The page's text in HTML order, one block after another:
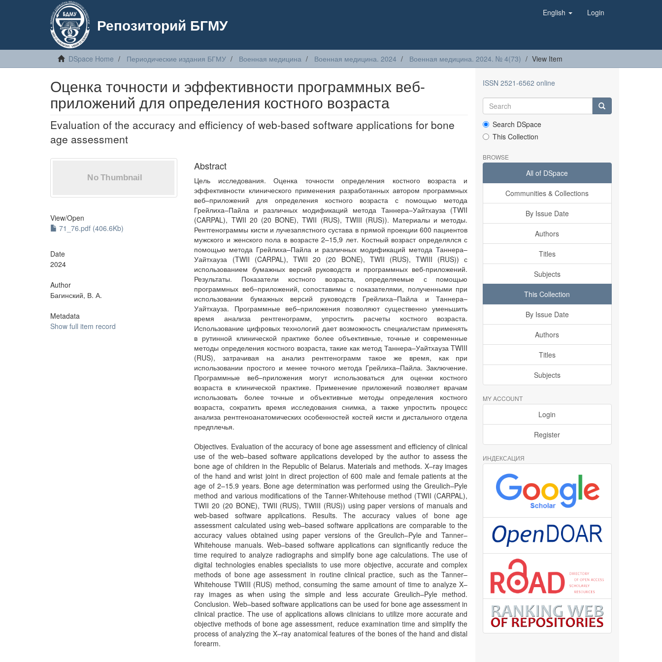
Репозиторий БГМУ
English Login
DSpace Home Периодические издания БГМУ Военная медицина Военная медицина. 2024 Военная медицина. 2024. № 4(73) View Item
Оценка точности и эффективности программных веб-
приложений для определения костного возраста
Evaluation of the accuracy and efficiency of web-based software applications for bone
age assessment
View/Open
71_76.pdf (406.6Kb)
Date
2024
Author
Багинский, В. А.
Metadata
Show full item record
Abstract
Цель исследования. Оценка точности определения костного возраста и
эффективности клинического применения разработанных автором программных
веб–приложений для определения костного возраста с помощью метода
Грейлиха–Пайла и различных модификаций метода Таннера–Уайтхауза (TWII
(CARPAL), TWII 20 (20 BONE), TWII (RUS), TWIII (RUS)). Материалы и методы.
Рентгенограммы кисти и лучезапястного сустава в прямой проекции 600 пациентов
мужского и женского пола в возрасте 2–15,9 лет. Костный возраст определялся с
помощью метода Грейлиха–Пайла и различных модификаций метода Таннера–
Уайтхауза (TWII (CARPAL), TWII 20 (20 BONE), TWII (RUS), TWIII (RUS)) с
использованием бумажных версий руководств и программных веб-приложений.
Результаты. Показатели костного возраста, определяемые с помощью
программных веб–приложений, сопоставимы с показателями, полученными при
использовании бумажных версий руководств Грейлиха–Пайла и Таннера–
Уайтхауза. Программные веб–приложения позволяют существенно уменьшить
время анализа рентгенограмм, упростить расчеты костного возраста.
Использование цифровых технологий дает возможность специалистам применять
в рутинной клинической практике более объективные, точные и современные
методы определения костного возраста, такие как метод Таннера–Уайтхауза TWIII
(RUS), затрачивая на анализ рентгенограмм такое же время, как при
использовании простого и менее точного метода Грейлиха–Пайла. Заключение.
Программные веб–приложения могут использоваться для оценки костного
возраста в клинической практике. Применение приложений позволяет врачам
использовать более точные и объективные методы определения костного
возраста, сократить время исследования снимка, а также упростить процесс
анализа рентгеноанатомических особенностей костей кисти и дистального отдела
предплечья.
Objectives. Evaluation of the accuracy of bone age assessment and efficiency of clinical
use of the web–based software applications developed by the author to assess the
bone age of children in the Republic of Belarus. Materials and methods. X–ray images
of the hand and wrist joint in direct projection of 600 male and female patients at the
age of 2–15.9 years. Bone age determination was performed using the Greulich–Pyle
method and various modifications of the Tanner-Whitehouse method (TWII (CARPAL),
TWII 20 (20 BONE), TWII (RUS), TWIII (RUS)) using paper versions of manuals and
web-based software applications. Results. The accuracy values of bone age
assessment calculated using web–based software applications are comparable to the
accuracy values obtained using paper versions of the Greulich–Pyle and Tanner–
Whitehouse manuals. Web–based software applications can significantly reduce the
time required to analyze radiographs and simplify bone age calculations. The use of
digital technologies enables specialists to use more objective, accurate and complex
methods of bone age assessment in routine clinical practice, such as the Tanner–
Whitehouse TWIII (RUS) method, consuming the same amount of time to analyze X–
ray images as when using the simple and less accurate Greulich–Pyle method.
Conclusion. Web–based software applications can be used for bone age assessment in
clinical practice. The use of applications allows clinicians to utilize more accurate and
objective methods of bone age assessment, reduce examination time and simplify the
process of analyzing the X–ray anatomical features of the bones of the hand and distal
forearm.
ISSN 2521-6562 online
Search DSpace
This Collection
BROWSE
All of DSpace
Communities & Collections
By Issue Date
Authors
Titles
Subjects
This Collection
By Issue Date
Authors
Titles
Subjects
MY ACCOUNT
Login
Register
ИНДЕКСАЦИЯ